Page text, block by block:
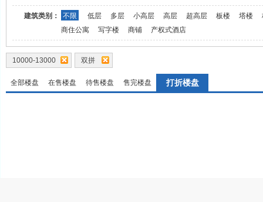
建筑类别： 不限 低层 多层 小高层 高层 超高层 板楼 塔楼
商住公寓
写字楼 商铺 产权式酒店
10000-13000 双拼
全部楼盘 在售楼盘 待售楼盘 售完楼盘 打折楼盘